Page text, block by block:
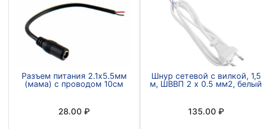
Разъем питания 2.1х5.5мм
(мама) с проводом 10см
28.00 ₽
Шнур сетевой с вилкой, 1,5
м, ШВВП 2 х 0.5 мм2, белый
135.00 ₽